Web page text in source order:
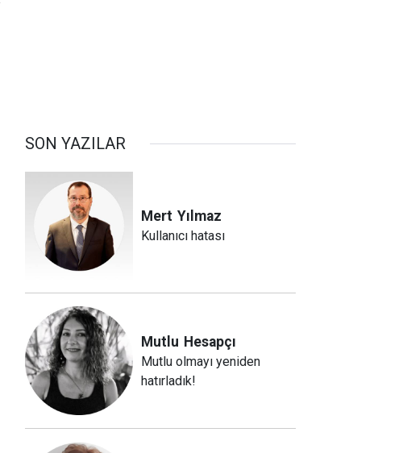
SON YAZILAR
Mert Yılmaz
Kullanıcı hatası
Mutlu Hesapçı
Mutlu olmayı yeniden
hatırladık!